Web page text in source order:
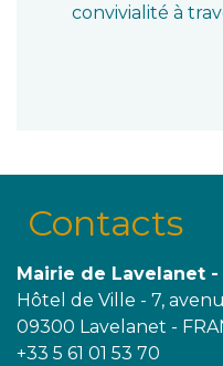
convivialité à
Contacts
Mairie de Lavelanet
Hôtel de Ville - 7,
09300 Lavelanet -
+33 5 61 01 53 70